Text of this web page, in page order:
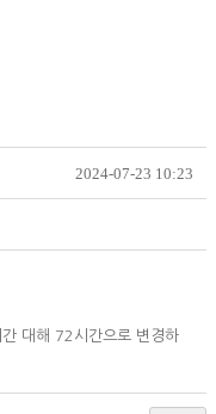
2024-07-23 10:23
대해 72시간으로 변경하